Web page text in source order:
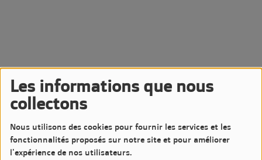
Les informations que nous
collectons
Nous utilisons des cookies pour fournir les services et les
fonctionnalités proposés sur notre site et pour améliorer
l'expérience de nos utilisateurs.
06 AVRIL 2024 - 2446 VUES
Écouter le podcast
Podcast de l'émission The Funky Show by François GEE
Diffusée le Samedi 6 Avril 2024 à 20h sur LM7 Radio